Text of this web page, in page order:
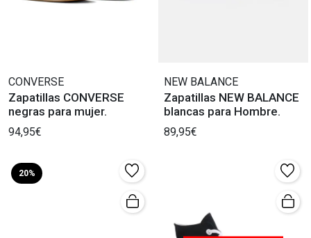
CONVERSE
Zapatillas CONVERSE
negras para mujer.
94,95€
NEW BALANCE
Zapatillas NEW BALANCE
blancas para Hombre.
89,95€
20%